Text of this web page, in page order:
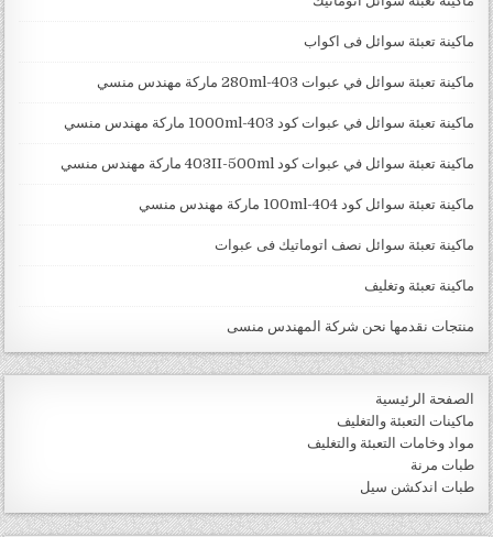
ماكينة تعبئة سوائل فى اكواب
ماكينة تعبئة سوائل في عبوات 403-280ml ماركة مهندس منسي
ماكينة تعبئة سوائل في عبوات كود 403-1000ml ماركة مهندس منسي
ماكينة تعبئة سوائل في عبوات كود 403II-500ml ماركة مهندس منسي
ماكينة تعبئة سوائل كود 404-100ml ماركة مهندس منسي
ماكينة تعبئة سوائل نصف اتوماتيك فى عبوات
ماكينة تعبئة وتغليف
منتجات نقدمها نحن شركة المهندس منسى
الصفحة الرئيسية
ماكينات التعبئة والتغليف
مواد وخامات التعبئة والتغليف
طبات مرنة
طبات اندكشن سيل